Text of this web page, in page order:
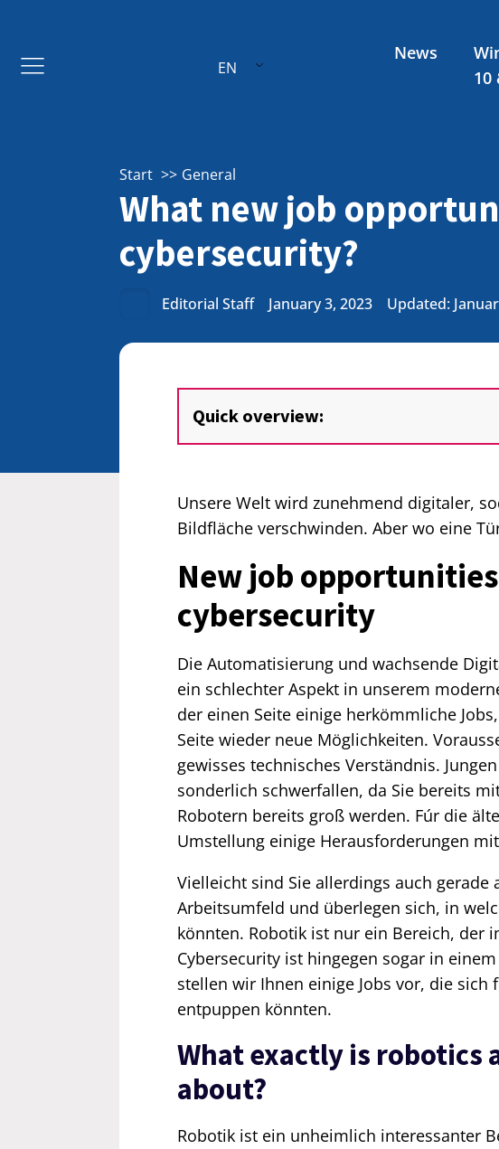
EN
News
10
Start General
What new job
cybersecurity?
Editorial Staff January 3, 2023 Updated:
Quick overview:
Unsere Welt wird zunehmend digitaler,
Bildfläche verschwinden. Aber wo eine
New job
cybersecurity
Die Automatisierung und wachsende
ein schlechter Aspekt in unserem
der einen Seite einige herkömmliche
Seite wieder neue Möglichkeiten.
gewisses technisches Verständnis.
sonderlich schwerfallen, da Sie bereits
Robotern bereits groß werden. Fúr die
Umstellung einige Herausforderungen
Vielleicht sind Sie allerdings auch gerade
Arbeitsumfeld und überlegen sich, in
könnten. Robotik ist nur ein Bereich, der
Cybersecurity ist hingegen sogar in einem
stellen wir Ihnen einige Jobs vor, die sich
entpuppen könnten.
What exactly is robotics
about?
Robotik ist ein unheimlich interessanter